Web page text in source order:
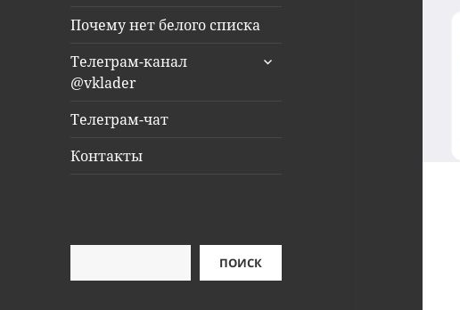
Почему нет белого списка
Телеграм-канал
@vklader
раскрыть
Телеграм-чат
Контакты
ПОИСК